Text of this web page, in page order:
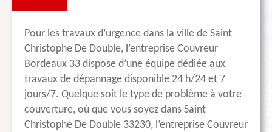
Pour les travaux d’urgence dans la ville de Saint
Christophe De Double, l’entreprise Couvreur
Bordeaux 33 dispose d’une équipe dédiée aux
travaux de dépannage disponible 24 h/24 et 7
jours/7. Quelque soit le type de problème à votre
couverture, où que vous soyez dans Saint
Christophe De Double 33230, l’entreprise Couvreur